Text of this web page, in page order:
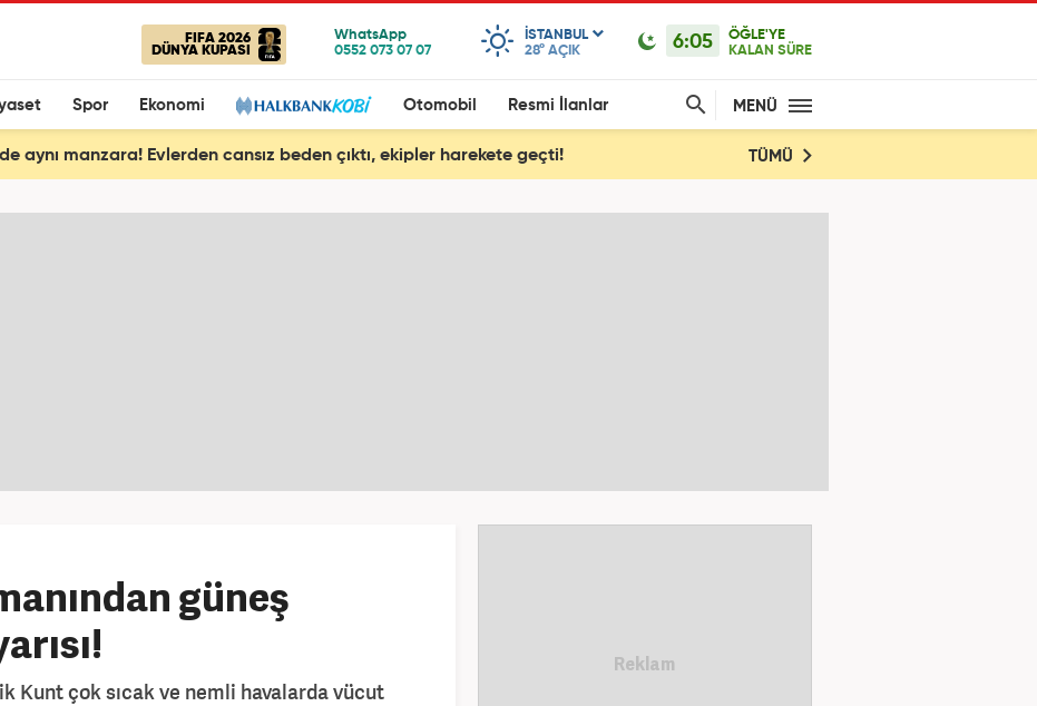
FIFA 2026
DÜNYA KUPASI
ISTANBUL
28° AÇIK 6:05
ÖĞLE'YE
KALAN SÜRE
Spor Ekonomi Otomobil Resmi İlanlar MENÜ
aynı manzara! Evlerden cansız beden çıktı, ekipler harekete geçti! TÜMÜ
güneş
Kunt çok sıcak ve nemli havalarda vücut